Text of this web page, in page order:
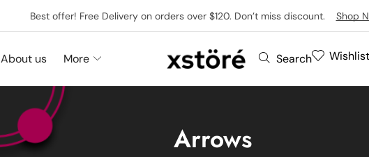
Best offer! Free Delivery on orders over $120. Don’t miss discount. Shop
About us More Search Wishlist
Arrows